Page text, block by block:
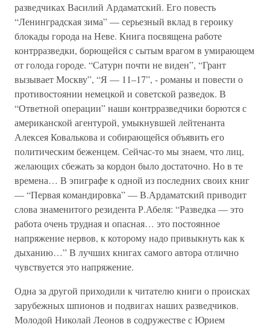
разведчиках Василий Ардаматский. Его повесть
“Ленинградская зима” — серьезный вклад в героику
блокады города на Неве. Книга посвящена работе
контрразведки, борющейся с сытым врагом в умирающем
от голода городе. “Сатурн почти не виден”, “Грант
вызывает Москву”, “Я — 11–17”, - романы и повести о
противостоянии немецкой и советской разведок. В
“Ответной операции” наши контрразведчики борются с
американской агентурой, умыкнувшей лейтенанта
Алексея Ковалькова и собирающейся объявить его
политическим беженцем. Сейчас-то мы знаем, что лиц,
желающих сбежать за кордон было достаточно. Но в те
времена… В эпиграфе к одной из последних своих книг
— “Первая командировка” — В.Ардаматский приводит
слова знаменитого резидента Р.Абеля: “Разведка — это
работа очень трудная и опасная… это постоянное
напряжение нервов, к которому надо привыкнуть как к
дыханию…” В лучших книгах самого автора отлично
чувствуется это напряжение.
Одна за другой приходили к читателю книги о происках
зарубежных шпионов и подвигах наших разведчиков.
Молодой Николай Леонов в содружестве с Юрием